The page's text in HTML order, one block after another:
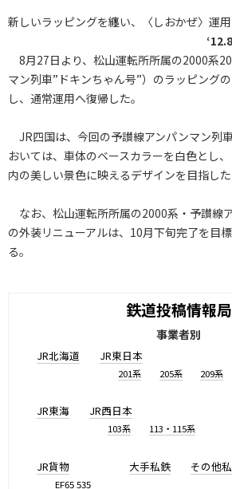
新しいラッピングを纏い、〈しおかぜ〉運用
8月27日より、松山運転所所属の2000系
マン列車”ドキンちゃん号”）のラッピング
し、通常運用へ復帰した。
JR四国は、今回の予讃線アンパンマン列
おいては、車体のベースカラーを白色とし
内の美しい景色に映えるデザインを目指した
なお、松山運転所所属の2000系・予讃線
の外装リニューアルは、10月下旬完了を目
る。
鉄道投稿情報局
事業者別
JR北海道 JR東日本
201系 205系 209系
JR東海 JR西日本
103系 113・115系
JR貨物
EF65 535
大手私鉄 その他